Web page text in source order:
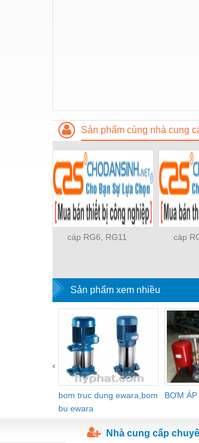
Sản phẩm cùng nhà cung
cáp RG6, RG11 cáp
Sản phẩm xem nhiều
bom truc dung ewara,bom
bu ewara
BƠM
‹
Nhà cung cấp